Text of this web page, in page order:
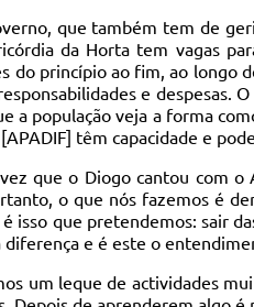
que também tem de
da Horta tem vagas
do princípio ao fim, ao longo
e despesas.
a população veja a forma
têm capacidade e
que o Diogo cantou com
o que nós fazemos é
isso que pretendemos: sair
diferença e é este o
um leque de actividades